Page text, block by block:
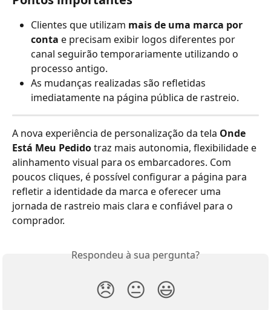
Clientes que utilizam mais de uma marca por
conta e precisam exibir logos diferentes por
canal seguirão temporariamente utilizando o
processo antigo.
As mudanças realizadas são refletidas
imediatamente na página pública de rastreio.
A nova experiência de personalização da tela Onde
Está Meu Pedido traz mais autonomia, flexibilidade e
alinhamento visual para os embarcadores. Com
poucos cliques, é possível configurar a página para
refletir a identidade da marca e oferecer uma
jornada de rastreio mais clara e confiável para o
comprador.
Respondeu à sua pergunta?
😞 😐 😃